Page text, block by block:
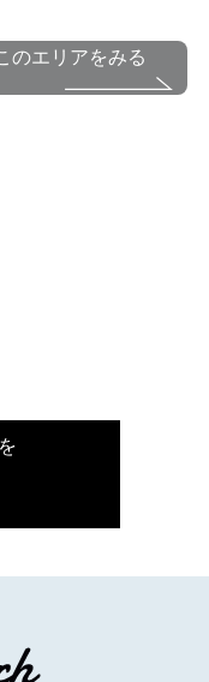
のエリアをみる